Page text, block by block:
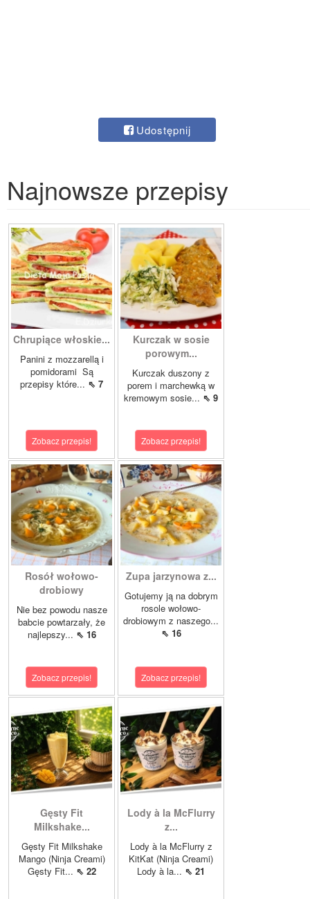
Udostępnij
Najnowsze przepisy
Chrupiące włoskie...
Panini z mozzarellą i
pomidorami Są
przepisy które... ⇖ 7
Zobacz przepis!
Kurczak w sosie
porowym...
Kurczak duszony z
porem i marchewką w
kremowym sosie... ⇖ 9
Zobacz przepis!
Rosół wołowo-
drobiowy
Nie bez powodu nasze
babcie powtarzały, że
najlepszy... ⇖ 16
Zobacz przepis!
Zupa jarzynowa z...
Gotujemy ją na dobrym
rosole wołowo-
drobiowym z naszego...
⇖ 16
Zobacz przepis!
Gęsty Fit
Milkshake...
Gęsty Fit Milkshake
Mango (Ninja Creami)
Gęsty Fit... ⇖ 22
Lody à la McFlurry
z...
Lody à la McFlurry z
KitKat (Ninja Creami)
Lody à la... ⇖ 21